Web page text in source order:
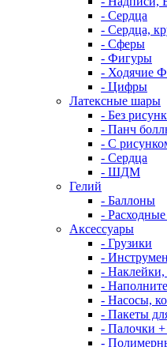
- Сердца
- Сердца,
- Сферы
- Фигуры
- Ходячие
- Цифры
Латексные шары
- Без
- Панч
- С
- Сердца
- ШДМ
Гелий
- Баллоны
-
Аксессуары
- Грузики
-
-
-
- Насосы,
- Пакеты
- Палочки
-